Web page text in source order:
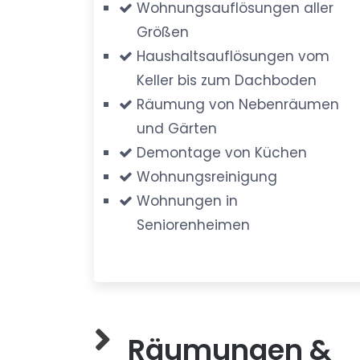
Wohnungsauflösungen aller
Größen
Haushaltsauflösungen vom
Keller bis zum Dachboden
Räumung von Nebenräumen
und Gärten
Demontage von Küchen
Wohnungsreinigung
Wohnungen in
Seniorenheimen
Räumungen &